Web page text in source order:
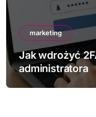
marketing
Jak wdrożyć
administratora